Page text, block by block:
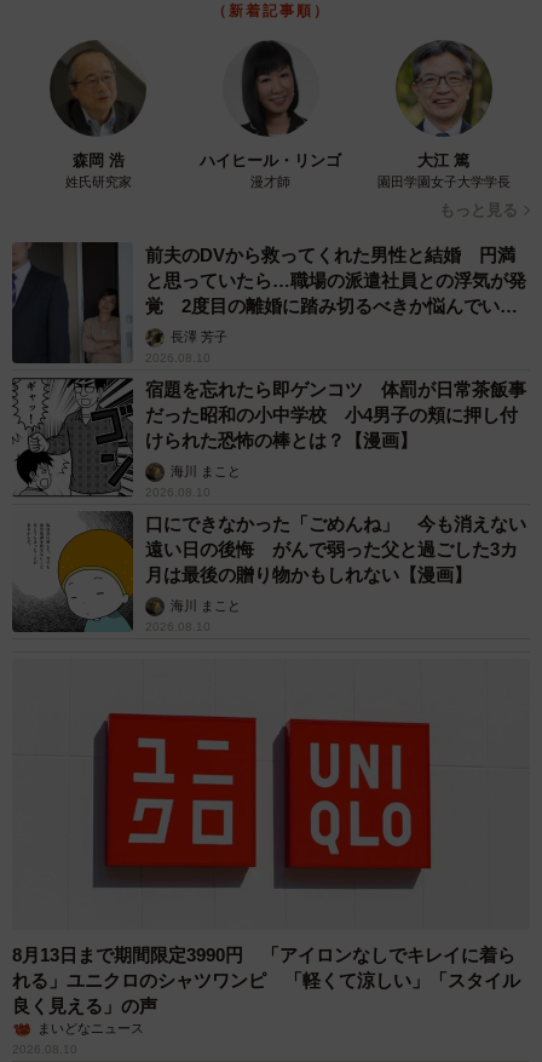
（新着記事順）
森岡 浩
姓氏研究家
ハイヒール・リンゴ
漫才師
大江 篤
園田学園女子大学学長
もっと見る
前夫のDVから救ってくれた男性と結婚 円満
と思っていたら…職場の派遣社員との浮気が発
覚 2度目の離婚に踏み切るべきか悩んでいま
す【夫婦関係修復カウンセラーが解説】
長澤 芳子
2026.08.10
宿題を忘れたら即ゲンコツ 体罰が日常茶飯事
だった昭和の小中学校 小4男子の頬に押し付
けられた恐怖の棒とは？【漫画】
海川 まこと
2026.08.10
口にできなかった「ごめんね」 今も消えない
遠い日の後悔 がんで弱った父と過ごした3カ
月は最後の贈り物かもしれない【漫画】
海川 まこと
2026.08.10
8月13日まで期間限定3990円 「アイロンなしでキレイに着ら
れる」ユニクロのシャツワンピ 「軽くて涼しい」「スタイル
良く見える」の声
まいどなニュース
2026.08.10